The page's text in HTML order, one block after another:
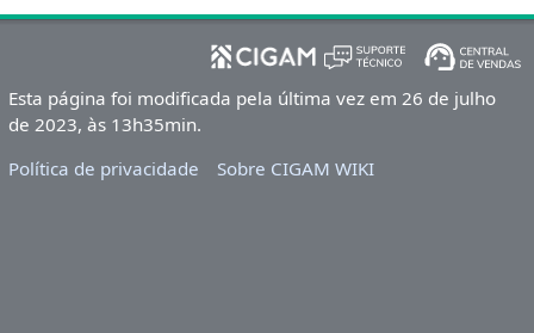
Esta página foi modificada pela última vez em 26 de julho
de 2023, às 13h35min.
Política de privacidade
Sobre CIGAM WIKI